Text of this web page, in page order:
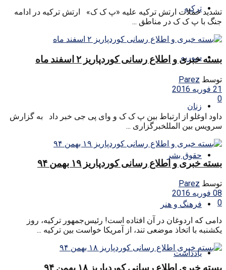
ترکیه
سوریه
زنان
حقوق بشر
فرهنگ و هنر
یادداشت
تشدید حملات ارتش ترکیه علیه «پ ک ک» ارتش ترکیه در ادامه
جنگ با پ ک ک در مناطق ...
بسته خبری و اطلاع رسانی کوردپاریز ۲ اسفند ماه
توسط Parez
21 فوریه 2016
0
داود اوغلو از ارتباط بین پ ک ک و وای پی جی خبر داد به گزارش
سرویس بین المللخبرگزاری ...
بسته خبری و اطلاع رسانی کوردپاریز ۱۹ بهمن ۹۴
توسط Parez
08 فوریه 2016
0
دامی که اردوغان در آن افتاده است! رئیس‌جمهور ترکیه، روز
یکشنبه با اتخاذ موضعی تند، از آمریکا خواست بین ترکیه ...